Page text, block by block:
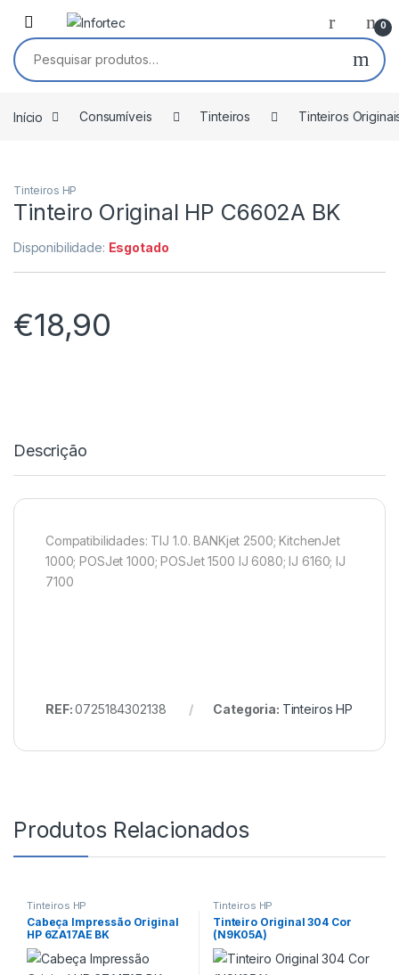
Saltar para navegação
Pular para o conteúdo
0
Pesquisar por:
Início Consumíveis Tinteiros Tinteiros
Tinteiros HP
Tinteiro Original HP C6602A BK
Disponibilidade: Esgotado
€18,90
Descrição
Compatibilidades: TIJ 1.0. BANKjet 2500; KitchenJet
1000; POSJet 1000; POSJet 1500 IJ 6080; IJ 6160; IJ
7100
REF:0725184302138 Categoria: Tinteiros HP
Produtos Relacionados
Tinteiros HP
Cabeça Impressão Original
HP 6ZA17AE BK
Tinteiros HP
Tinteiro Original 304 Cor
(N9K05A)